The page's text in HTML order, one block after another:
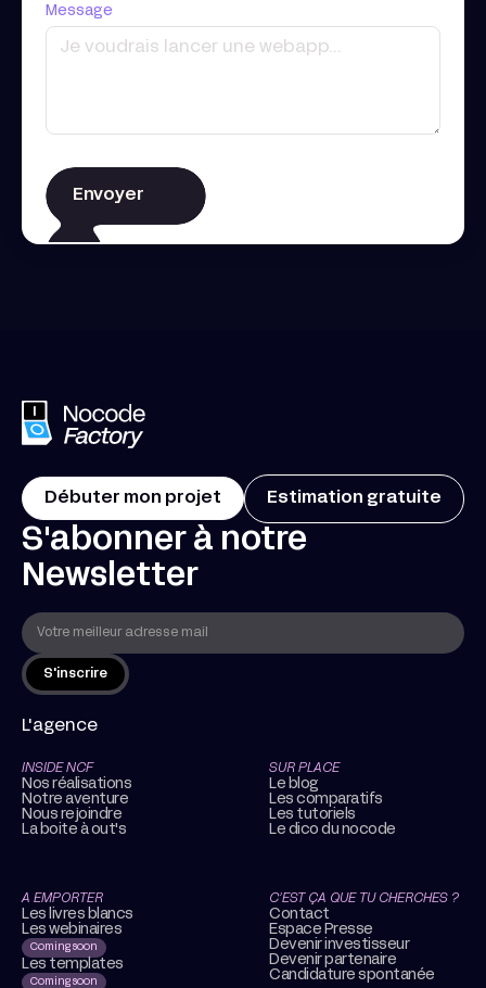
Message
Débuter mon projet Estimation gratuite
S'abonner à notre
Newsletter
L'agence
INSIDE NCF
Nos réalisations
Notre aventure
Nous rejoindre
La boite à out's
SUR PLACE
Le blog
Les comparatifs
Les tutoriels
Le dico du nocode
A EMPORTER
Les livres blancs
Les webinaires
Coming soon
Les templates
Coming soon
C’EST ÇA QUE TU CHERCHES ?
Contact
Espace Presse
Devenir investisseur
Devenir partenaire
Candidature spontanée